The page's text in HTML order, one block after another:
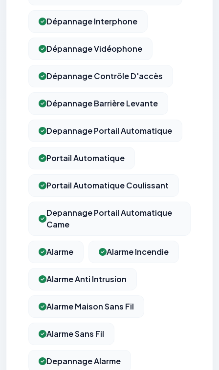
Dépannage Interphone
Dépannage Vidéophone
Dépannage Contrôle D'accès
Dépannage Barrière Levante
Depannage Portail Automatique
Portail Automatique
Portail Automatique Coulissant
Depannage Portail Automatique
Came
Alarme Alarme Incendie
Alarme Anti Intrusion
Alarme Maison Sans Fil
Alarme Sans Fil
Depannage Alarme